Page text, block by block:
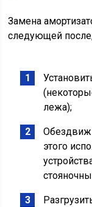
Замена
следующей
лежа);
этого